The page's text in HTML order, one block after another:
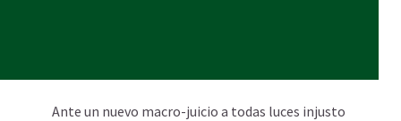
Ante un nuevo macro-juicio a todas luces injusto